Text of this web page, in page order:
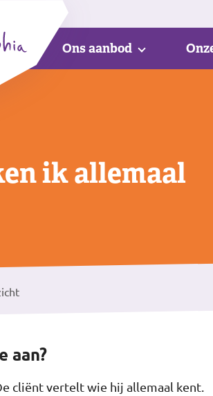
Ons aanbod
ik allemaal
aan?
cliënt vertelt wie hij allemaal kent.